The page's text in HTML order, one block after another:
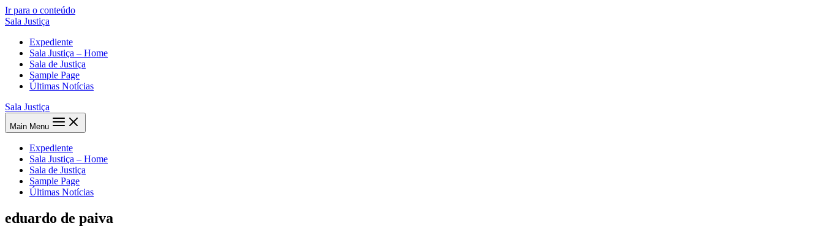
Ir para o conteúdo
Sala Justiça
Expediente
Sala Justiça – Home
Sala de Justiça
Sample Page
Últimas Notícias
Sala Justiça
Main Menu
Expediente
Sala Justiça – Home
Sala de Justiça
Sample Page
Últimas Notícias
eduardo de paiva